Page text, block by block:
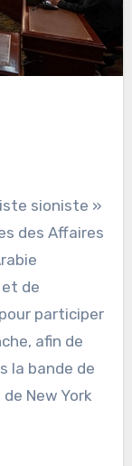
sioniste »
des Affaires
de
participer
afin de
la bande de
New York